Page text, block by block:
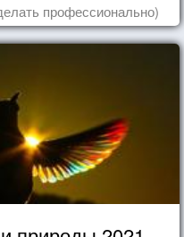
профессионально)